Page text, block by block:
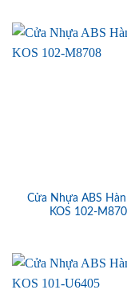
Cửa Nhựa ABS
KOS 102-